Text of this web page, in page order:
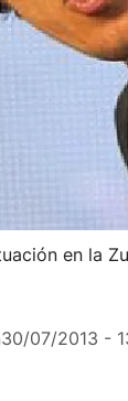
en la
30/07/2013 -